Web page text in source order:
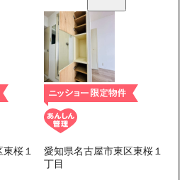
桜１
愛知県名古屋市東区東桜１
丁目